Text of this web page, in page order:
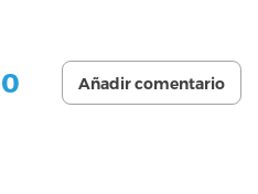
0 Añadir comentario